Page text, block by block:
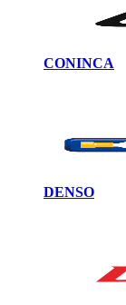
CONINCA
DENSO